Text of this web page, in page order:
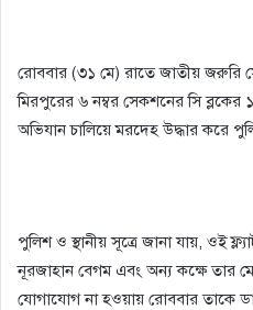
রোববার (৩১ মে) রাতে জাতীয় জরুরি
মিরপুরের ৬ নম্বর সেকশনের সি ব্লকের
অভিযান চালিয়ে মরদেহ উদ্ধার করে
পুলিশ ও স্থানীয় সূত্রে জানা যায়, ওই
নূরজাহান বেগম এবং অন্য কক্ষে তার
যোগাযোগ না হওয়ায় রোববার তাকে